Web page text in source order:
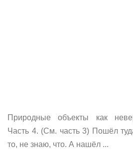
Природные объекты как
Часть 4. (См. часть 3) Пошёл
то, не знаю, что. А нашёл ...